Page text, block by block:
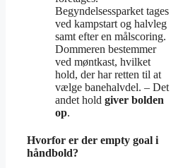
Begyndelsessparket tages
ved kampstart og halvleg
samt efter en målscoring.
Dommeren bestemmer
ved møntkast, hvilket
hold, der har retten til at
vælge banehalvdel. – Det
andet hold giver bolden
op.
Hvorfor er der empty goal i
håndbold?